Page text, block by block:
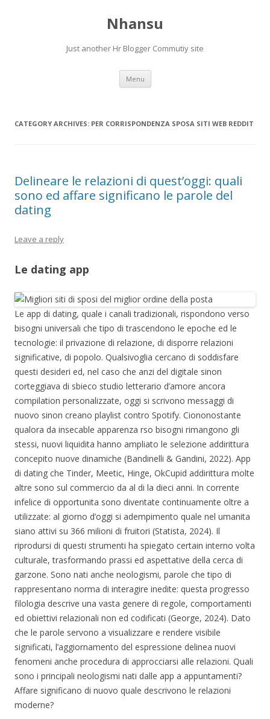
Nhansu
Just another Hr Blogger Commutiy site
Menu Skip to content
CATEGORY ARCHIVES: PER CORRISPONDENZA SPOSA SITI WEB REDDIT
Delineare le relazioni di quest’oggi: quali
sono ed affare significano le parole del
dating
Leave a reply
Le dating app
Le app di dating, quale i canali tradizionali, rispondono verso
bisogni universali che tipo di trascendono le epoche ed le
tecnologie: il privazione di relazione, di disporre relazioni
significative, di popolo. Qualsivoglia cercano di soddisfare
questi desideri ed, nel caso che anzi del digitale sinon
corteggiava di sbieco studio letterario d’amore ancora
compilation personalizzate, oggi si scrivono messaggi di
nuovo sinon creano playlist contro Spotify. Ciononostante
qualora da insecable apparenza rso bisogni rimangono gli
stessi, nuovi liquidita hanno ampliato le selezione addirittura
concepito nuove dinamiche (Bandinelli & Gandini, 2022). App
di dating che Tinder, Meetic, Hinge, OkCupid addirittura molte
altre sono sul commercio da al di la dieci anni. In corrente
infelice di opportunita sono diventate continuamente oltre a
utilizzate: al giorno d’oggi si adempimento quale nel umanita
siano attivi su 366 milioni di fruitori (Statista, 2024). Il
riprodursi di questi strumenti ha spiegato certain interno volta
culturale, trasformando prassi ed aspettative della cerca di
garzone. Sono nati anche neologismi, parole che tipo di
rappresentano norma di interagire inedite: questa progresso
filologia descrive una vasta genere di regole, comportamenti
ed obiettivi relazionali non ed codificati (George, 2024). Dato
che le parole servono a visualizzare e rendere visibile
significati, l’aggiornamento del espressione delinea nuovi
fenomeni anche procedura di approcciarsi alle relazioni. Quali
sono i principali neologismi nati dalle app a appuntamenti?
Affare significano di nuovo quale descrivono le relazioni
moderne?